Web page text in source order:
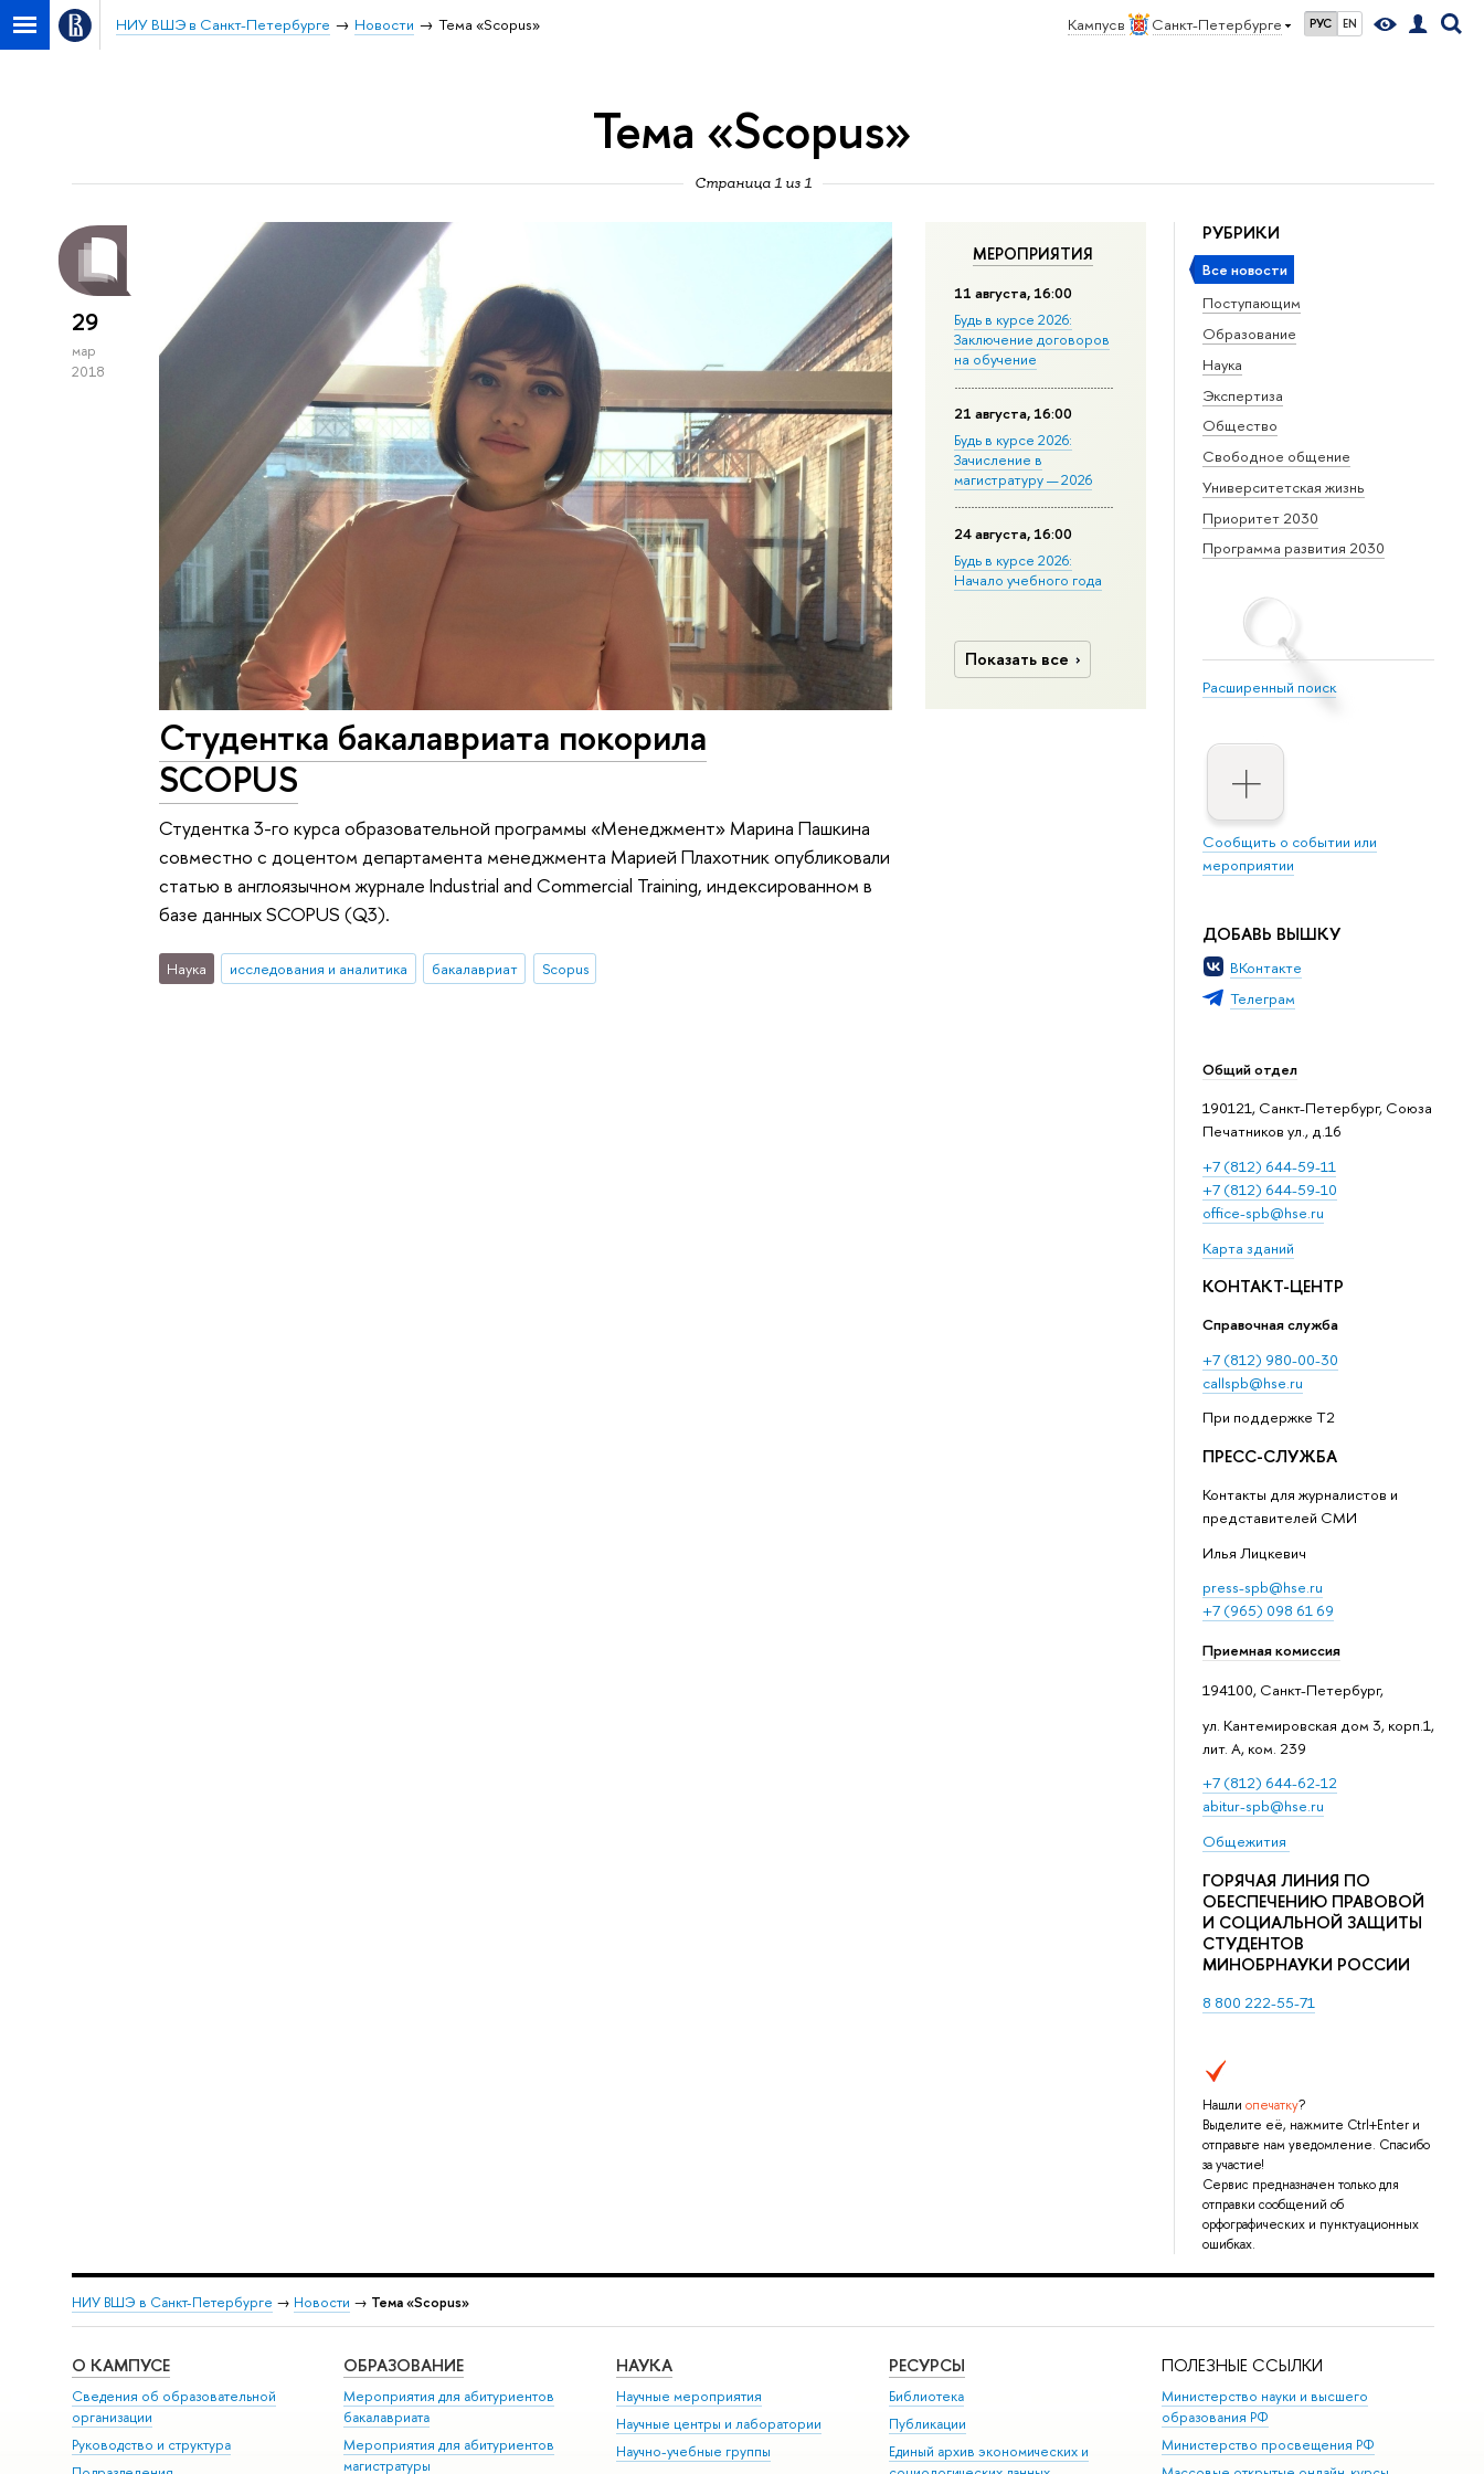
Кампус в Санкт-Петербурге РУС EN
НИУ ВШЭ в Санкт-Петербурге Новости Тема «Scopus»
Тема «Scopus»
Страница 1 из 1
РУБРИКИ
Все новости
Поступающим
Образование
Наука
Экспертиза
Общество
Свободное общение
Университетская жизнь
Приоритет 2030
Программа развития 2030
Расширенный поиск
Сообщить о событии или
мероприятии
ДОБАВЬ ВЫШКУ
ВКонтакте
Телеграм
Общий отдел
190121, Санкт-Петербург, Союза
Печатников ул., д.16
+7 (812) 644-59-11
+7 (812) 644-59-10
office-spb@hse.ru
Карта зданий
КОНТАКТ-ЦЕНТР
Справочная служба
+7 (812) 980-00-30
callspb@hse.ru
При поддержке T2
ПРЕСС-СЛУЖБА
Контакты для журналистов и
представителей СМИ
Илья Лицкевич
press-spb@hse.ru
+7 (965) 098 61 69
Приемная комиссия
194100, Санкт-Петербург,
ул. Кантемировская дом 3, корп.1,
лит. А, ком. 239
+7 (812) 644-62-12
abitur-spb@hse.ru
Общежития
ГОРЯЧАЯ ЛИНИЯ ПО
ОБЕСПЕЧЕНИЮ ПРАВОВОЙ
И СОЦИАЛЬНОЙ ЗАЩИТЫ
СТУДЕНТОВ
МИНОБРНАУКИ РОССИИ
8 800 222-55-71
Нашли опечатку?
Выделите её, нажмите Ctrl+Enter и
отправьте нам уведомление. Спасибо
за участие!
Сервис предназначен только для
отправки сообщений об
орфографических и пунктуационных
ошибках.
МЕРОПРИЯТИЯ
11 августа, 16:00
Будь в курсе 2026:
Заключение договоров
на обучение
21 августа, 16:00
Будь в курсе 2026:
Зачисление в
магистратуру — 2026
24 августа, 16:00
Будь в курсе 2026:
Начало учебного года
Показать все
29
мар
2018
Студентка бакалавриата покорила
SCOPUS
Студентка 3-го курса образовательной программы «Менеджмент» Марина Пашкина
совместно с доцентом департамента менеджмента Марией Плахотник опубликовали
статью в англоязычном журнале Industrial and Commercial Training, индексированном в
базе данных SCOPUS (Q3).
Наука исследования и аналитика бакалавриат Scopus
НИУ ВШЭ в Санкт-Петербурге → Новости → Тема «Scopus»
О КАМПУСЕ
Сведения об образовательной
организации
Руководство и структура
ОБРАЗОВАНИЕ
Мероприятия для абитуриентов
бакалавриата
Мероприятия для абитуриентов
магистратуры
НАУКА
Научные мероприятия
Научные центры и лаборатории
Научно-учебные группы
РЕСУРСЫ
Библиотека
Публикации
Единый архив экономических и
ПОЛЕЗНЫЕ ССЫЛКИ
Министерство науки и высшего
образования РФ
Министерство просвещения РФ